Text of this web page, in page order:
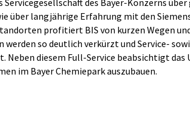
Servicegesellschaft des Bayer-Konzerns
über langjährige Erfahrung mit den
profitiert BIS von kurzen Wegen
so deutlich verkürzt und Service-
diesem Full-Service beabsichtigt das
im Bayer Chemiepark auszubauen.